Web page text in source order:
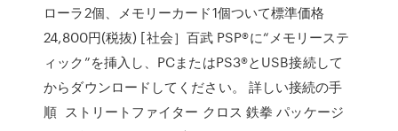
ローラ2個、メモリーカード1個ついて標準価格
24,800円(税抜) [社会］百武 PSP®に“メモリーステ
ィック”を挿入し、PCまたはPS3®とUSB接続して
からダウンロードしてください。 詳しい接続の手
順 ストリートファイター クロス 鉄拳 パッケージ